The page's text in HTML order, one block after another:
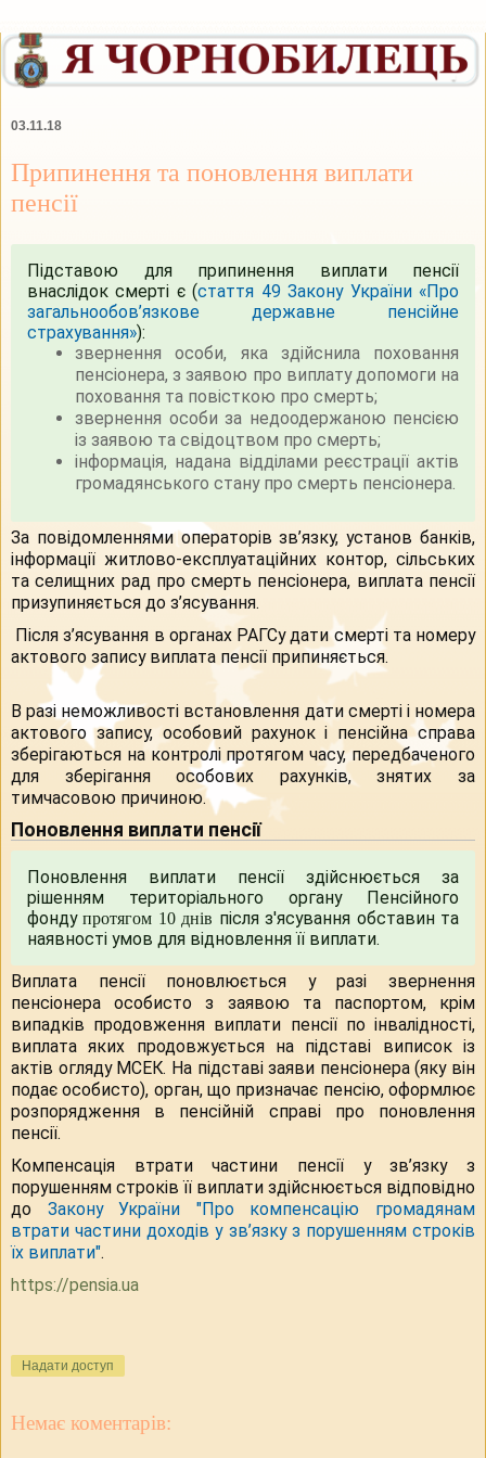
03.11.18
Припинення та поновлення виплати
пенсії
Підставою для припинення виплати пенсії
внаслідок смерті є (стаття 49 Закону України «Про
загальнообов’язкове державне пенсійне
страхування»):
звернення особи, яка здійснила поховання
пенсіонера, з заявою про виплату допомоги на
поховання та повісткою про смерть;
звернення особи за недоодержаною пенсією
із заявою та свідоцтвом про смерть;
інформація, надана відділами реєстрації актів
громадянського стану про смерть пенсіонера.
За повідомленнями операторів зв’язку, установ банків,
інформації житлово-експлуатаційних контор, сільських
та селищних рад про смерть пенсіонера, виплата пенсії
призупиняється до з’ясування.
Після з’ясування в органах РАГСу дати смерті та номеру
актового запису виплата пенсії припиняється.
В разі неможливості встановлення дати смерті і номера
актового запису, особовий рахунок і пенсійна справа
зберігаються на контролі протягом часу, передбаченого
для зберігання особових рахунків, знятих за
тимчасовою причиною.
Поновлення виплати пенсії
Поновлення виплати пенсії здійснюється за
рішенням територіального органу Пенсійного
фондупротягом 10 днів після з'ясування обставин та
наявності умов для відновлення її виплати.
Виплата пенсії поновлюється у разі звернення
пенсіонера особисто з заявою та паспортом, крім
випадків продовження виплати пенсії по інвалідності,
виплата яких продовжується на підставі виписок із
актів огляду МСЕК. На підставі заяви пенсіонера (яку він
подає особисто), орган, що призначає пенсію, оформлює
розпорядження в пенсійній справі про поновлення
пенсії.
Компенсація втрати частини пенсії у зв’язку з
порушенням строків її виплати здійснюється відповідно
до Закону України "Про компенсацію громадянам
втрати частини доходів у зв’язку з порушенням строків
їх виплати".
https://pensia.ua
Надати доступ
Немає коментарів: